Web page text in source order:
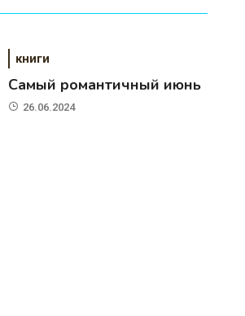
книги
Самый романтичный июнь
26.06.2024